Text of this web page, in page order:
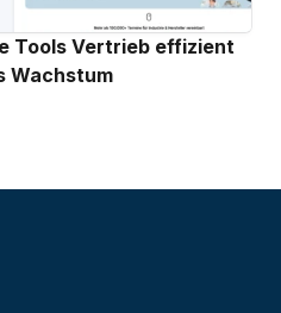
Tools Vertrieb effizient
Wachstum